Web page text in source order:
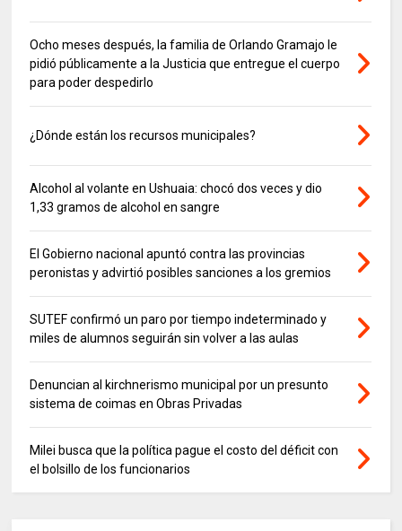
Ocho meses después, la familia de Orlando Gramajo le
pidió públicamente a la Justicia que entregue el cuerpo
para poder despedirlo
¿Dónde están los recursos municipales?
Alcohol al volante en Ushuaia: chocó dos veces y dio
1,33 gramos de alcohol en sangre
El Gobierno nacional apuntó contra las provincias
peronistas y advirtió posibles sanciones a los gremios
SUTEF confirmó un paro por tiempo indeterminado y
miles de alumnos seguirán sin volver a las aulas
Denuncian al kirchnerismo municipal por un presunto
sistema de coimas en Obras Privadas
Milei busca que la política pague el costo del déficit con
el bolsillo de los funcionarios